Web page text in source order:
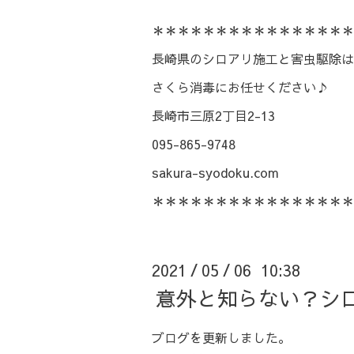
＊＊＊＊＊＊＊＊＊＊＊＊＊＊＊＊
長崎県のシロアリ施工と害虫駆除は
さくら消毒にお任せください♪
長崎市三原2丁目2-13
095-865-9748
sakura-syodoku.com
＊＊＊＊＊＊＊＊＊＊＊＊＊＊＊＊
2021 / 05 / 06 10:38
意外と知らない？シ
ブログを更新しました。